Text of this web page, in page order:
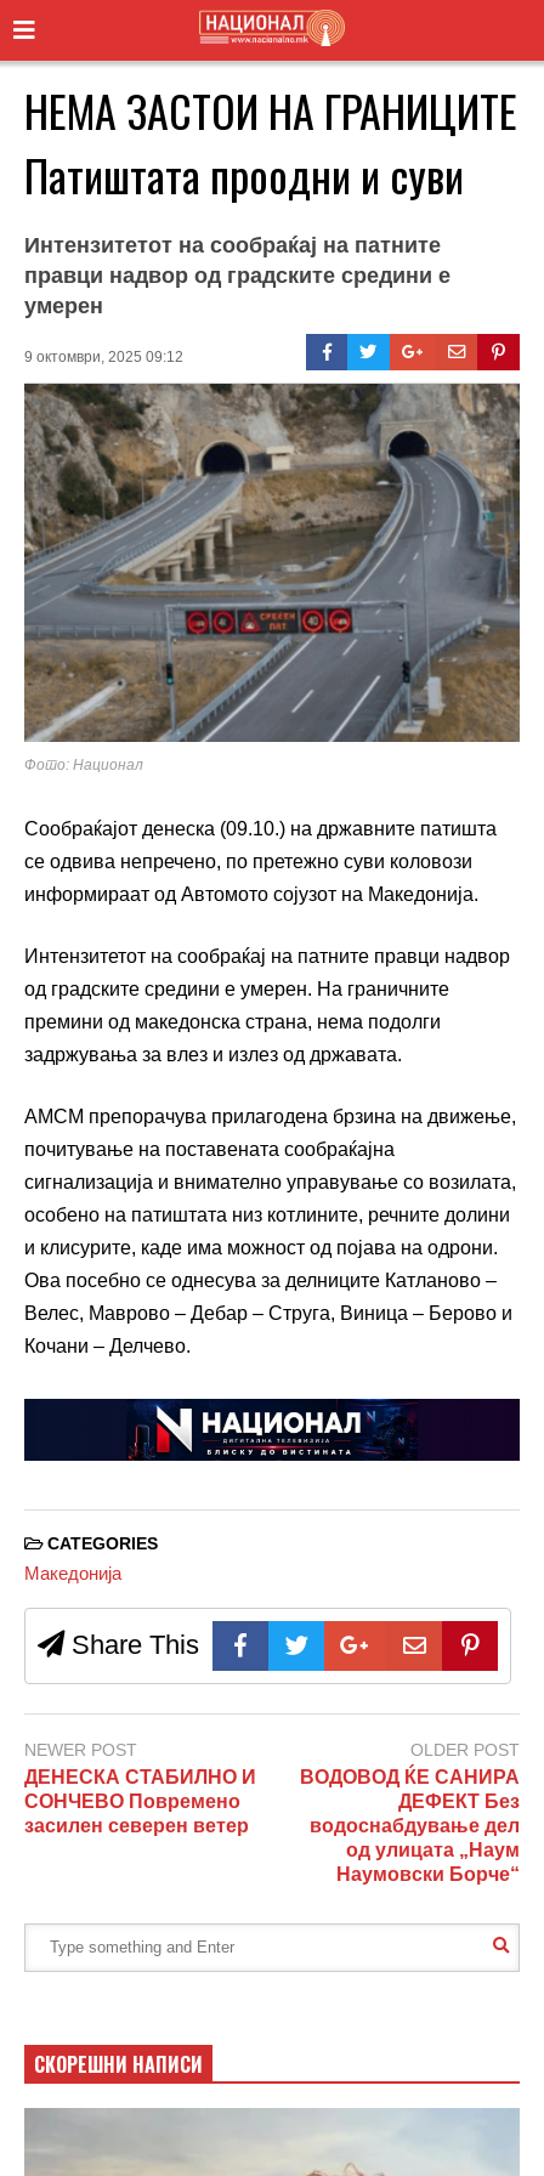
НЕМА ЗАСТОИ НА ГРАНИЦИТЕ
Патиштата проодни и суви
Интензитетот на сообраќај на патните
правци надвор од градските средини е
умерен
9 октомври, 2025 09:12
Фото: Национал
Сообраќајот денеска (09.10.) на државните патишта
се одвива непречено, по претежно суви коловози
информираат од Автомото сојузот на Македонија.
Интензитетот на сообраќај на патните правци надвор
од градските средини е умерен. На граничните
премини од македонска страна, нема подолги
задржувања за влез и излез од државата.
АМСМ препорачува прилагодена брзина на движење,
почитување на поставената сообраќајна
сигнализација и внимателно управување со возилата,
особено на патиштата низ котлините, речните долини
и клисурите, каде има можност од појава на одрони.
Ова посебно се однесува за делниците Катланово –
Велес, Маврово – Дебар – Струга, Виница – Берово и
Кочани – Делчево.
CATEGORIES
Македонија
Share This
NEWER POST
ДЕНЕСКА СТАБИЛНО И
СОНЧЕВО Повремено
засилен северен ветер
OLDER POST
ВОДОВОД ЌЕ САНИРА
ДЕФЕКТ Без
водоснабдување дел
од улицата „Наум
Наумовски Борче“
СКОРЕШНИ НАПИСИ